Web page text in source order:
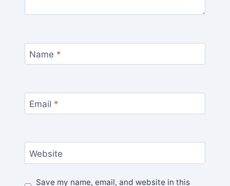
Name *
Email *
Website
Save my name, email, and website in this